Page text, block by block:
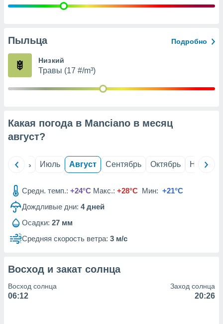
данных
рекламы
сведения
наших 1199
Пыльца Подробно
Низкий
Травы (17 #/m³)
Какая погода в Manciano в месяц
август?
Июнь Июль Август Сентябрь Октябрь Ноябрь
Средн. темп.: +24°C Макс.: +28°C Мин: +21°C
Дождливые дни: 4дней
Осадки: 27 мм
Средняя скорость ветра: 3 м/с
Восход и закат солнца
Восход солнца
06:12
Заход солнца
20:26